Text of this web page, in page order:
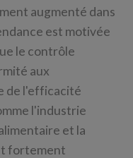
augmenté dans
est motivée
le contrôle
aux
de l'efficacité
l'industrie
et la
fortement